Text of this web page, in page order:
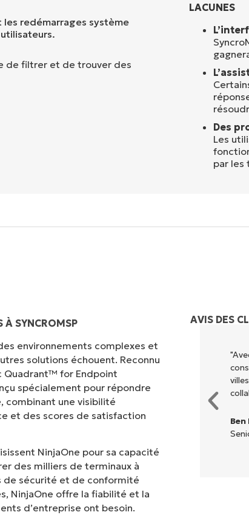
redémarrages système
de filtrer et de trouver des
LACUNES
Des
Les
par les
À SYNCROMSP
environnements complexes et
solutions échouent. Reconnu
Quadrant™ for Endpoint
spécialement pour répondre
combinant une visibilité
et des scores de satisfaction
NinjaOne pour sa capacité
des milliers de terminaux à
de sécurité et de conformité
NinjaOne offre la fiabilité et la
d’entreprise ont besoin.
AVIS DES
15 outils différents pour exécuter ce que
centralisé." NinjaOne rend la vie